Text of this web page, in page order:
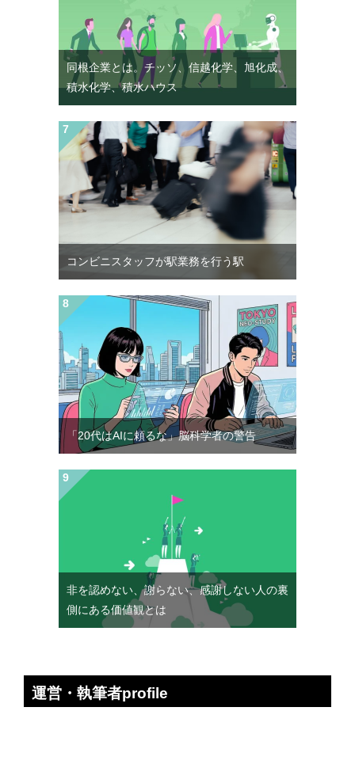
同根企業とは。チッソ、信越化学、旭化成、
積水化学、積水ハウス
コンビニスタッフが駅業務を行う駅
「20代はAIに頼るな」脳科学者の警告
非を認めない、謝らない、感謝しない人の裏
側にある価値観とは
運営・執筆者profile